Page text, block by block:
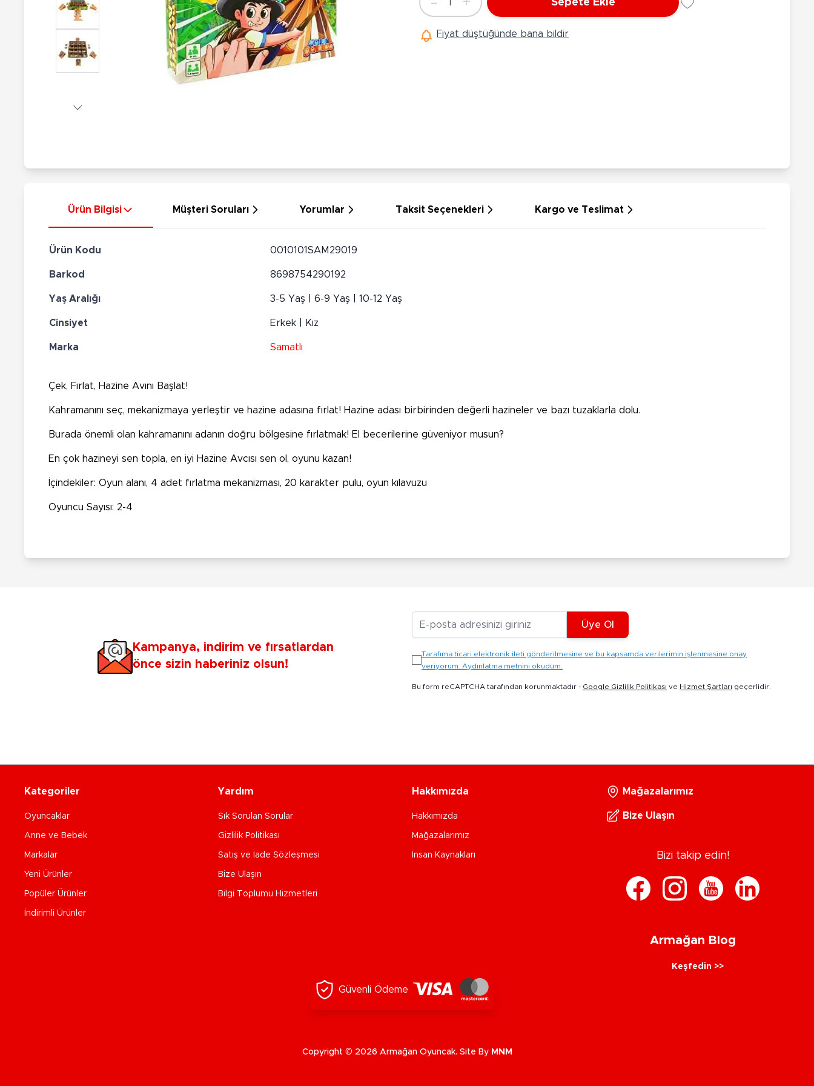
Hayvan Figürler
Çeşitli Figürler
Koleksiyon Figürler
Elektronik Ürünler
Nerf
Silahlar
Silah Setleri
Kılıç Setleri
Ok Setleri
Hobi Oyuncakları
Maketler
Sihirbazlık Setleri
Bebek Araç Gereçleri
Ürünleri
Akülü Araçlar
Bin Git Araçlar
Çeşitli Peluşlar
Adet
1 Sepete Ekle
Fiyat düştüğünde bana bildir
Ürün Bilgisi Müşteri Soruları Yorumlar Taksit Seçenekleri Kargo ve Teslimat
Ürün Kodu 0010101SAM29019
Barkod 8698754290192
Yaş Aralığı 3-5 Yaş | 6-9 Yaş | 10-12 Yaş
Cinsiyet Erkek | Kız
Marka Samatlı
Çek, Fırlat, Hazine Avını Başlat!
Kahramanını seç, mekanizmaya yerleştir ve hazine adasına fırlat! Hazine adası birbirinden değerli hazineler ve bazı tuzaklarla dolu.
Burada önemli olan kahramanını adanın doğru bölgesine fırlatmak! El becerilerine güveniyor musun?
En çok hazineyi sen topla, en iyi Hazine Avcısı sen ol, oyunu kazan!
İçindekiler: Oyun alanı, 4 adet fırlatma mekanizması, 20 karakter pulu, oyun kılavuzu
Oyuncu Sayısı: 2-4
Kampanya, indirim ve fırsatlardan
önce sizin haberiniz olsun!
E-posta Adresiniz
Üye Ol
Tarafıma ticari elektronik ileti gönderilmesine ve bu kapsamda verilerimin işlenmesine onay
veriyorum. Aydınlatma metnini okudum.
Bu form reCAPTCHA tarafından korunmaktadır - Google Gizlilik Politikası ve Hizmet Şartları geçerlidir.
Kategoriler
Oyuncaklar
Anne ve Bebek
Markalar
Yeni Ürünler
Popüler Ürünler
İndirimli Ürünler
Yardım
Sık Sorulan Sorular
Gizlilik Politikası
Satış ve İade Sözleşmesi
Bize Ulaşın
Bilgi Toplumu Hizmetleri
Hakkımızda
Hakkımızda
Mağazalarımız
İnsan Kaynakları
Mağazalarımız
Bize Ulaşın
Bizi takip edin!
Armağan Blog
Keşfedin >>
Güvenli Ödeme
Copyright © 2026 Armağan Oyuncak. Site By MNM